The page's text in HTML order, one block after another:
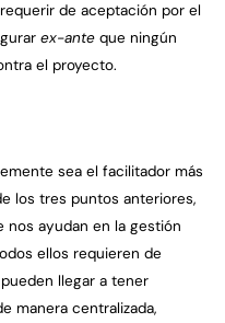
de aceptación por el
ex-ante que ningún
el proyecto.
sea el facilitador más
los tres puntos anteriores,
nos ayudan en la gestión
ellos requieren de
llegar a tener
manera centralizada,